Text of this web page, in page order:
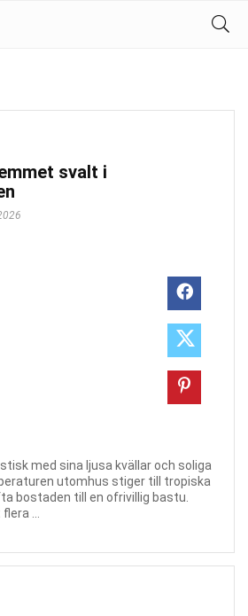
svalt i
med sina ljusa kvällar och soliga
utomhus stiger till tropiska
bostaden till en ofrivillig bastu.
...